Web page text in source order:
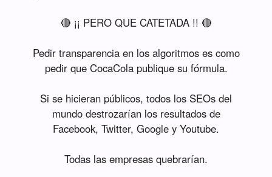
🔴 ¡¡ PERO QUE CATETADA !! 🔴
Pedir transparencia en los algoritmos es como
pedir que CocaCola publique su fórmula.
Si se hicieran públicos, todos los SEOs del
mundo destrozarían los resultados de
Facebook, Twitter, Google y Youtube.
Todas las empresas quebrarían.